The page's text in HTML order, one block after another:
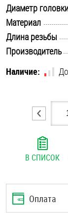
Шпильки
Шплинты
Штифты и
Диаметр
Материал
Длина резьбы
Производитель
Наличие:
В СПИСОК
Оплата